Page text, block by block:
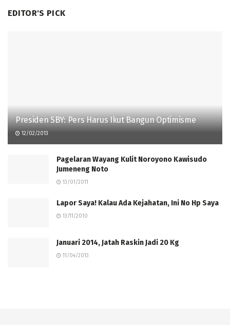
EDITOR'S PICK
Presiden SBY: Pers Harus Ikut Bangun Optimisme
12/02/2013
Pagelaran Wayang Kulit Noroyono Kawisudo
Jumeneng Noto
13/01/2011
Lapor Saya! Kalau Ada Kejahatan, Ini No Hp Saya
13/11/2010
Januari 2014, Jatah Raskin Jadi 20 Kg
11/04/2013